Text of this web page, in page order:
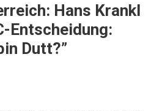
Hans Krankl
Entscheidung:
Dutt?”